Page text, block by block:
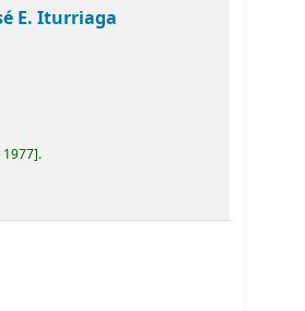
E. Iturriaga
1977 .